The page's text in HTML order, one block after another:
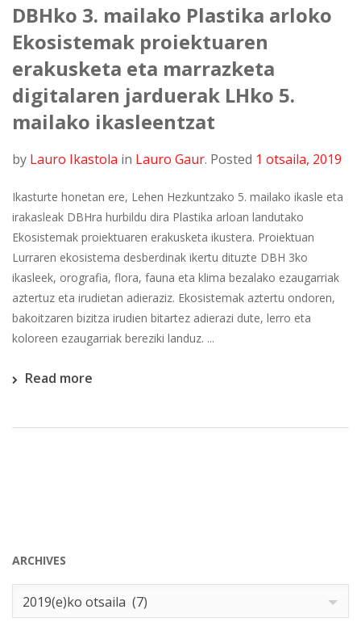
DBHko 3. mailako Plastika arloko
Ekosistemak proiektuaren
erakusketa eta marrazketa
digitalaren jarduerak LHko 5.
mailako ikasleentzat
by Lauro Ikastola in Lauro Gaur. Posted 1 otsaila, 2019
Ikasturte honetan ere, Lehen Hezkuntzako 5. mailako ikasle eta
irakasleak DBHra hurbildu dira Plastika arloan landutako
Ekosistemak proiektuaren erakusketa ikustera. Proiektuan
Lurraren ekosistema desberdinak ikertu dituzte DBH 3ko
ikasleek, orografia, flora, fauna eta klima bezalako ezaugarriak
aztertuz eta irudietan adieraziz. Ekosistemak aztertu ondoren,
bakoitzaren bizitza irudien bitartez adierazi dute, lerro eta
koloreen ezaugarriak bereziki landuz. ...
Read more
ARCHIVES
Archives
2019(e)ko otsaila (7)